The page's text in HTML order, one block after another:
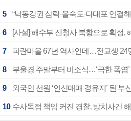
5 “낙동강권 삼락·을숙도·다대포 연결
6 [사설] 해수부 신청사 북항으로 확정,
7 피란마을 67년 역사인데…전교생 24
8 부울경 주말부터 비소식…‘극한 폭염
9 외국인 선원 ‘인신매매 경유지’ 된
10 수사독점 책임 커진 경찰, 방치사건